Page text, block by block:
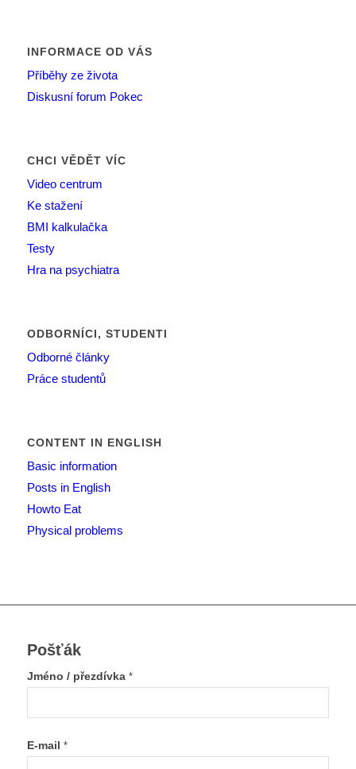
INFORMACE OD VÁS
Příběhy ze života
Diskusní forum Pokec
CHCI VĚDĚT VÍC
Video centrum
Ke stažení
BMI kalkulačka
Testy
Hra na psychiatra
ODBORNÍCI, STUDENTI
Odborné články
Práce studentů
CONTENT IN ENGLISH
Basic information
Posts in English
Howto Eat
Physical problems
Pošťák
Jméno / přezdívka *
E-mail *